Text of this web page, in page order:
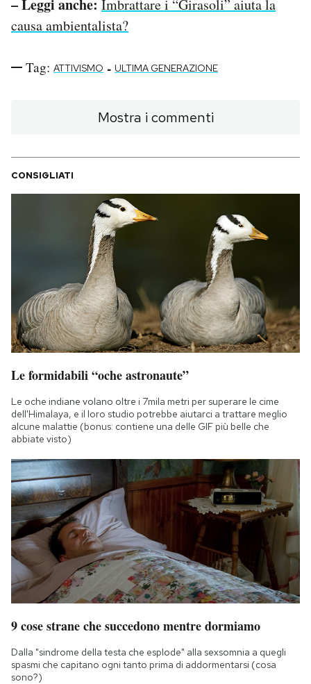
– Leggi anche: Imbrattare i “Girasoli” aiuta la
causa ambientalista?
Tag: ATTIVISMO - ULTIMA GENERAZIONE
Mostra i commenti
CONSIGLIATI
Le formidabili “oche astronaute”
Le oche indiane volano oltre i 7mila metri per superare le cime
dell'Himalaya, e il loro studio potrebbe aiutarci a trattare meglio
alcune malattie (bonus: contiene una delle GIF più belle che
abbiate visto)
9 cose strane che succedono mentre dormiamo
Dalla "sindrome della testa che esplode" alla sexsomnia a quegli
spasmi che capitano ogni tanto prima di addormentarsi (cosa
sono?)